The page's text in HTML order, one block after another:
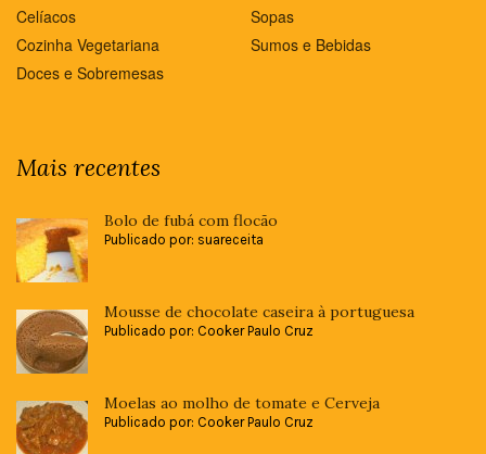
Celíacos
Cozinha Vegetariana
Doces e Sobremesas
Sopas
Sumos e Bebidas
Mais recentes
Bolo de fubá com flocão
Publicado por: suareceita
Mousse de chocolate caseira à portuguesa
Publicado por: Cooker Paulo Cruz
Moelas ao molho de tomate e Cerveja
Publicado por: Cooker Paulo Cruz